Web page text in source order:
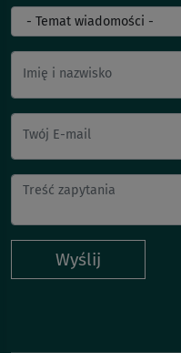
Imię i nazwisko
Twój E-mail
Wyślij